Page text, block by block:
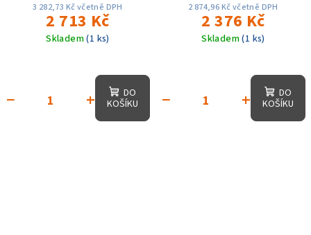
3 282,73 Kč včetně DPH
2 713 Kč
Skladem(1 ks)
+
−
DO
KOŠÍKU
2 874,96 Kč včetně DPH
2 376 Kč
Skladem(1 ks)
+
−
DO
KOŠÍKU